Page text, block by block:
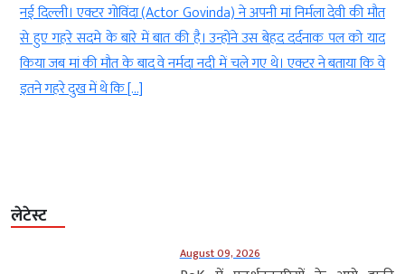
नई दिल्ली। एक्टर गोविंदा (Actor Govinda) ने अपनी मां निर्मला देवी की मौत
से हुए गहरे सदमे के बारे में बात की है। उन्होंने उस बेहद दर्दनाक पल को याद
किया जब मां की मौत के बाद वे नर्मदा नदी में चले गए थे। एक्टर ने बताया कि वे
इतने गहरे दुख में थे कि […]
लेटेस्ट
August 09, 2026